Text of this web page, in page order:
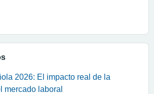
2026: El impacto real de la
mercado laboral